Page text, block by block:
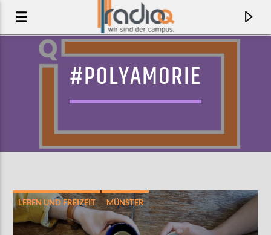
AKTUELLER TRACK
#POLYAMORIE
LEBEN UND FREIZEIT MÜNSTER